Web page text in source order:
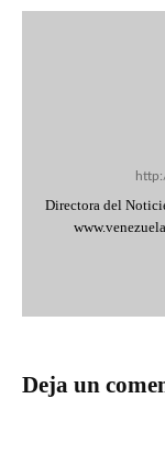
Directora del
Deja un